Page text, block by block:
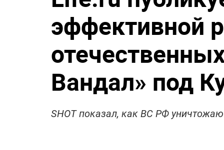
эффективной
Вандал» под
SHOT показал, как ВС РФ